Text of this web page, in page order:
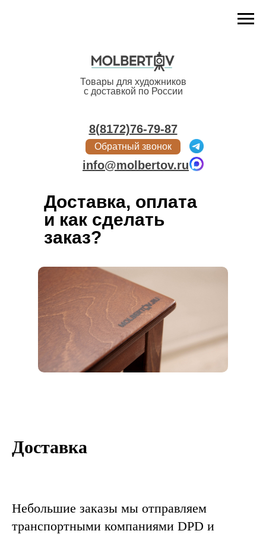
8(8172)76-79-87
Обратный звонок
Товары для художников
с доставкой по России
info@molbertov.ru
Доставка, оплата
и как сделать
заказ?
Доставка
Небольшие заказы мы отправляем
транспортными компаниями DPD и